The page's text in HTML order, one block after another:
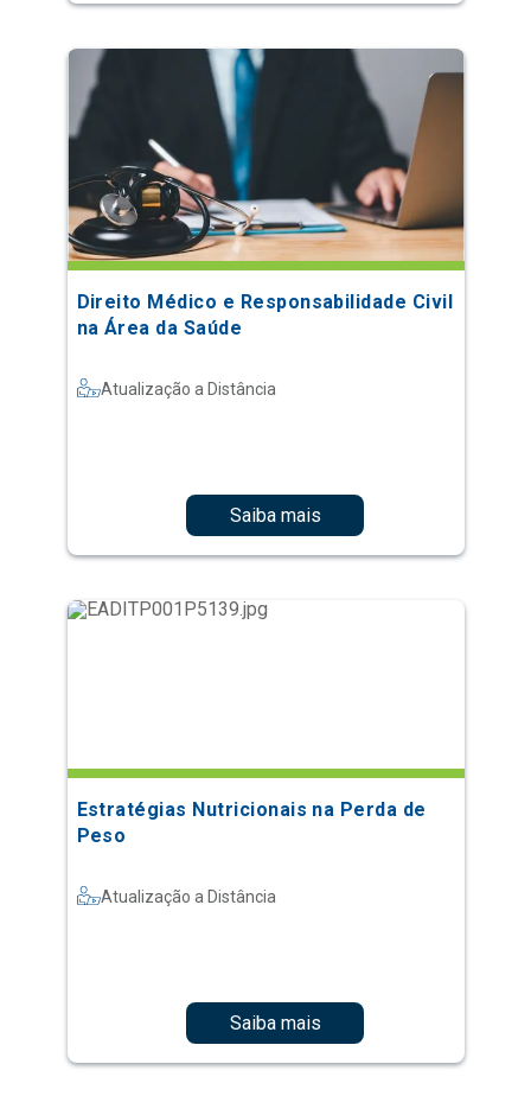
Direito Médico e Responsabilidade Civil
na Área da Saúde
Atualização a Distância
Saiba mais
Estratégias Nutricionais na Perda de
Peso
Atualização a Distância
Saiba mais